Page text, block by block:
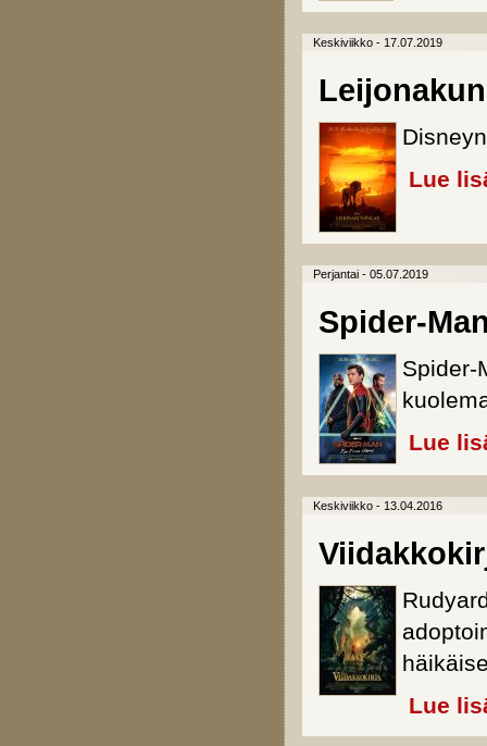
Keskiviikko - 17.07.2019
Lue
Perjantai - 05.07.2019
Spider-
Spider-
Lue
Keskiviikko - 13.04.2016
Lue